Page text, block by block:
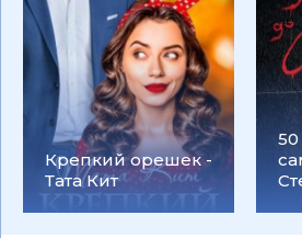
Крепкий орешек -
Тата Кит